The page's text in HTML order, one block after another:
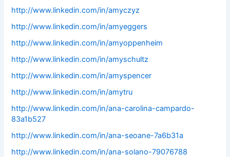
http://www.linkedin.com/in/amyczyz
http://www.linkedin.com/in/amyeggers
http://www.linkedin.com/in/amyoppenheim
http://www.linkedin.com/in/amyschultz
http://www.linkedin.com/in/amyspencer
http://www.linkedin.com/in/amytru
http://www.linkedin.com/in/ana-carolina-campardo-
83a1b527
http://www.linkedin.com/in/ana-seoane-7a6b31a
http://www.linkedin.com/in/ana-solano-79076788